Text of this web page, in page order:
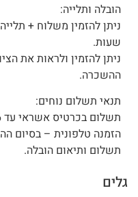
הובלה ותלייה:
שעות.
ניתן להזמין ולראות את
ההשכרה.
תנאי תשלום נוחים:
תשלום בכרטיס אשראי עד 6 תשלומים ללא ריבית.
הזמנה טלפונית – בסיום
תשלום ותיאום הובלה.
גלים